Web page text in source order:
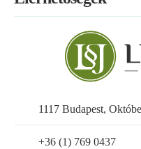
1117 Budapest,
+36 (1) 769 0437